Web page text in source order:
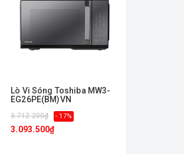
Lò Vi Sóng Toshiba MW3-
EG26PE(BM)VN
3.712.200₫ - 17%
3.093.500₫